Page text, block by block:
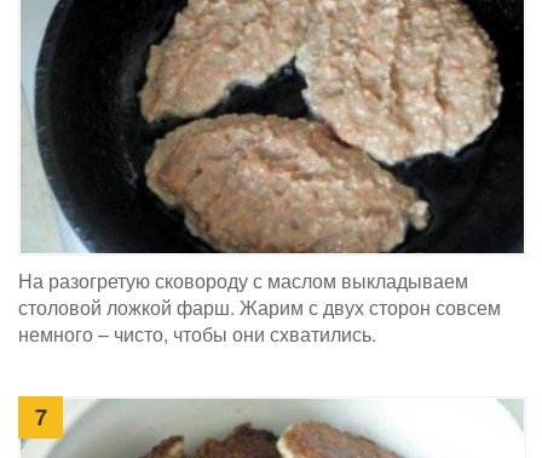
На разогретую сковороду с маслом выкладываем
столовой ложкой фарш. Жарим с двух сторон совсем
немного – чисто, чтобы они схватились.
7